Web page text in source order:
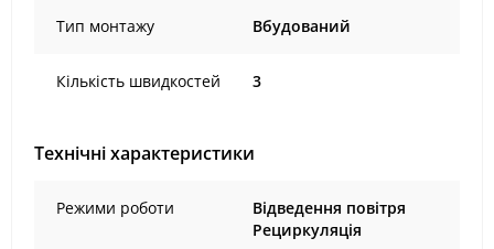
Тип монтажу Вбудований
Кількість швидкостей 3
Технічні характеристики
Режими роботи
Відведення повітря
Рециркуляція